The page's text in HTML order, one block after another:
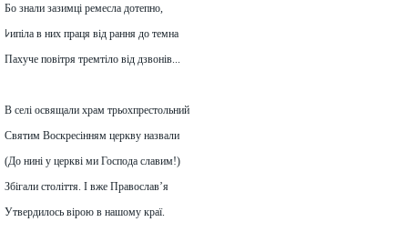
Бо знали зазимці ремесла дотепно,
ﾚипіла в них праця від рання до темна
Пахуче повітря тремтіло від дзвонів...
В селі освящали храм трьохпрестольний
Святим Воскресінням церкву назвали
(До нині у церкві ми Господа славим!)
Збігали століття. І вже Православ’я
Утвердилось вірою в нашому краї.